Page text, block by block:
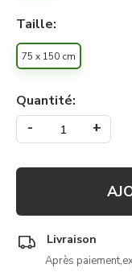
Taille:
75 x 150 cm
Quantité:
- +
Livraison
Après